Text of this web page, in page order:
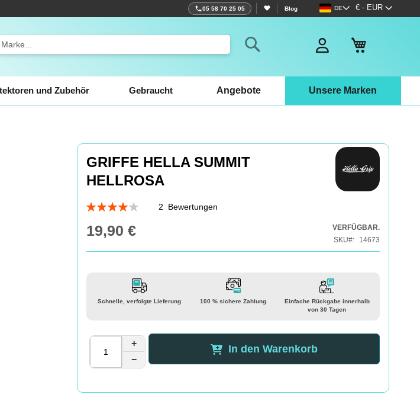
Währung
€ - EUR
Sprache
DE
05 58 70 25 05 Blog
und Zubehör Gebraucht Angebote Unsere Marken
GRIFFE HELLA SUMMIT
HELLROSA
Bewertung:
2 Bewertungen
19,90 €
VERFÜGBAR.
SKU
14673
Schnelle, verfolgte Lieferung 100 % sichere Zahlung
Einfache Rückgabe innerhalb
von 30 Tagen
+
−
In den Warenkorb